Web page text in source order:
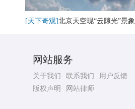
[天下奇观]北京天空现“云隙光”景象
网站服务
关于我们 联系我们
用户反馈
版权声明
网站律师